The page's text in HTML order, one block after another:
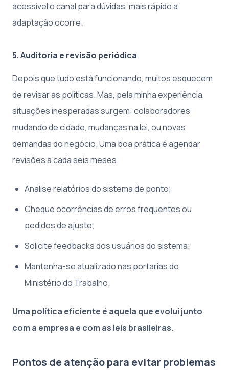
acessível o canal para dúvidas, mais rápido a
adaptação ocorre.
5. Auditoria e revisão periódica
Depois que tudo está funcionando, muitos esquecem
de revisar as políticas. Mas, pela minha experiência,
situações inesperadas surgem: colaboradores
mudando de cidade, mudanças na lei, ou novas
demandas do negócio. Uma boa prática é agendar
revisões a cada seis meses.
Analise relatórios do sistema de ponto;
Cheque ocorrências de erros frequentes ou
pedidos de ajuste;
Solicite feedbacks dos usuários do sistema;
Mantenha-se atualizado nas portarias do
Ministério do Trabalho.
Uma política eficiente é aquela que evolui junto
com a empresa e com as leis brasileiras.
Pontos de atenção para evitar problemas